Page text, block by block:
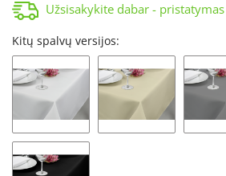
Užsisakykite dabar - pristatymas
Kitų spalvų versijos: